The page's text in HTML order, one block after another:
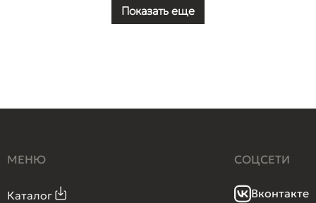
Показать еще
МЕНЮ
Каталог
СОЦСЕТИ
Вконтакте